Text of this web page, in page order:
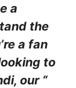
a
the
a fan
to
our “